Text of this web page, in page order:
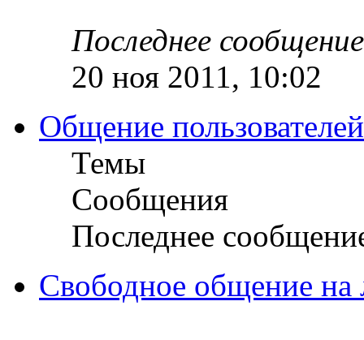
Последнее сообщение
20 ноя 2011, 10:02
Общение
Темы
Сообщения
Последнее
Свободное общение